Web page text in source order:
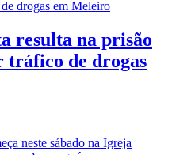
resulta na prisão
tráfico de drogas